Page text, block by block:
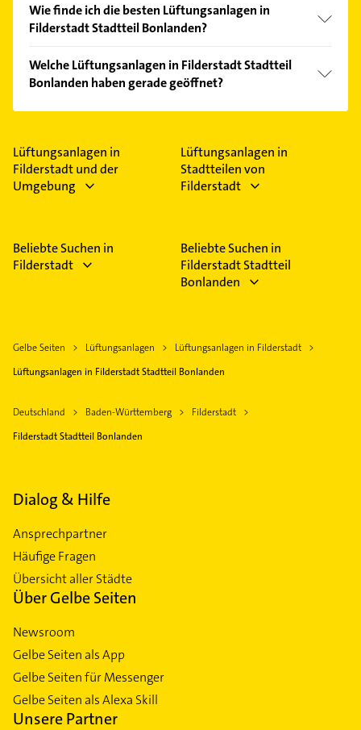
Wie finde ich die besten Lüftungsanlagen in
Filderstadt Stadtteil Bonlanden?
Kundenmeinungen und profitieren Sie von den
Empfehlungen. Die Suchergebnisse können Sie sich
einfach nachBewertungensortiert anzeigen lassen.
Welche Lüftungsanlagen in Filderstadt Stadtteil
Bonlanden haben gerade geöffnet?
Im Anbieter-Bereich finden Sie alleÖffnungszeiten.
Feiertagen abweichen können.
Lüftungsanlagen in
Filderstadt und der
Umgebung
Lüftungsanlagen in
Stadtteilen von
Filderstadt
Beliebte Suchen in
Filderstadt
Beliebte Suchen in
Filderstadt Stadtteil
Bonlanden
Gelbe Seiten Lüftungsanlagen
Lüftungsanlagen in Filderstadt
Lüftungsanlagen in Filderstadt Stadtteil Bonlanden
Deutschland Baden-Württemberg
Filderstadt
Filderstadt Stadtteil Bonlanden
Dialog & Hilfe
Ansprechpartner
Häufige Fragen
Übersicht aller Städte
Über Gelbe Seiten
Newsroom
Gelbe Seiten als App
Gelbe Seiten für Messenger
Gelbe Seiten als Alexa Skill
Unsere Partner